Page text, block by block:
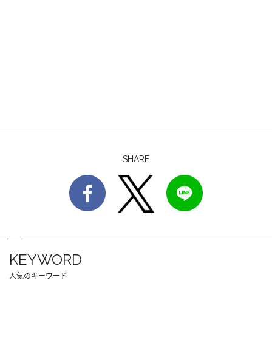
SHARE
KEYWORD
人気のキーワード